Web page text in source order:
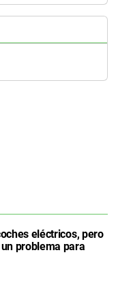
eléctricos, pero
problema para